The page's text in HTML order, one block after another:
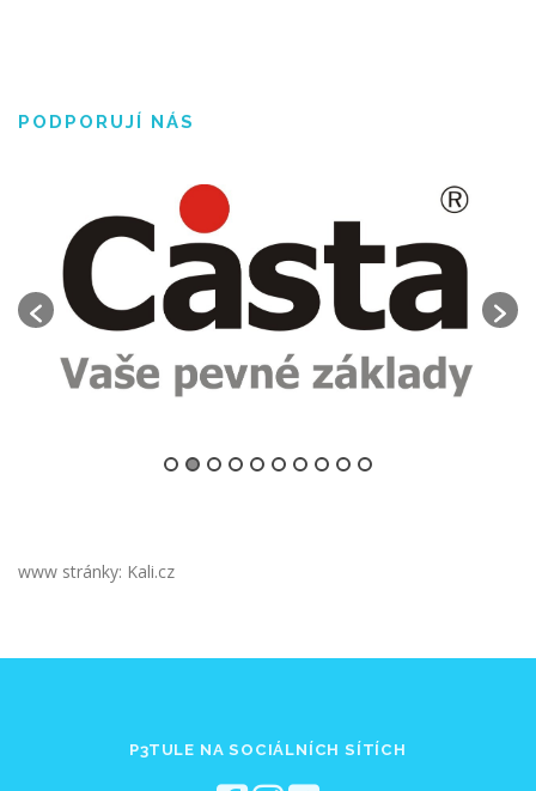
PODPORUJÍ NÁS
www stránky: Kali.cz
P3TULE NA SOCIÁLNÍCH SÍTÍCH